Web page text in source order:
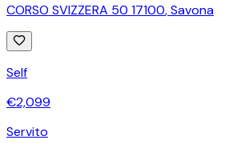
CORSO SVIZZERA 50 17100,Savona
Self
€2,099
Servito